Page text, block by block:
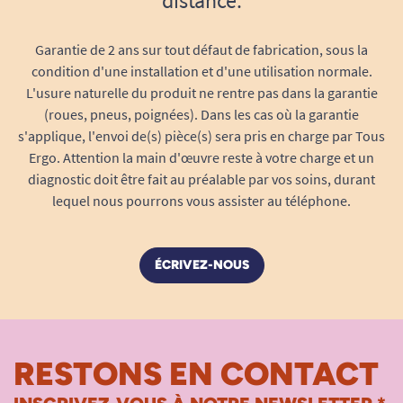
de douche à fond plat et s’adapte à la majorité
des besoins, tout en restant discrète dans la
salle de bain.
Une stabilité inégalée au cœur de votre
salle de bain
Ces pieds assurent une fixation fiable de votre
plan de toilette repliable. Positionnés sous celui-
poids de l’utilisateur, évitant ainsi tout
basculement ou affaissement accidentel. Cela
toilettes prolongées ou des soins d’hygiène
Stabilité maximale sur surface plane :
Garantie de 2 ans sur tout défaut de fabrication, sous la
condition d'une installation et d'une utilisation normale.
L'usure naturelle du produit ne rentre pas dans la garantie
(roues, pneus, poignées). Dans les cas où la garantie
s'applique, l'envoi de(s) pièce(s) sera pris en charge par Tous
Ergo. Attention la main d'œuvre reste à votre charge et un
diagnostic doit être fait au préalable par vos soins, durant
lequel nous pourrons vous assister au téléphone.
ÉCRIVEZ-NOUS
RESTONS EN CONTACT